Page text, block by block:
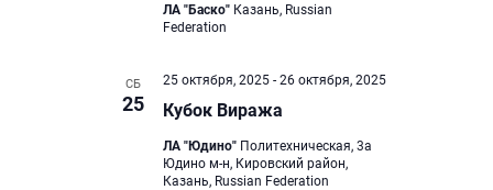
о
р
т
ЛА "Баско" Казань, Russian
Federation
СБ
25 Кубок Виража
25 октября, 2025- 26 октября, 2025
ЛА "Юдино" Политехническая, 3а
Юдино м-н, Кировский район,
Казань, Russian Federation